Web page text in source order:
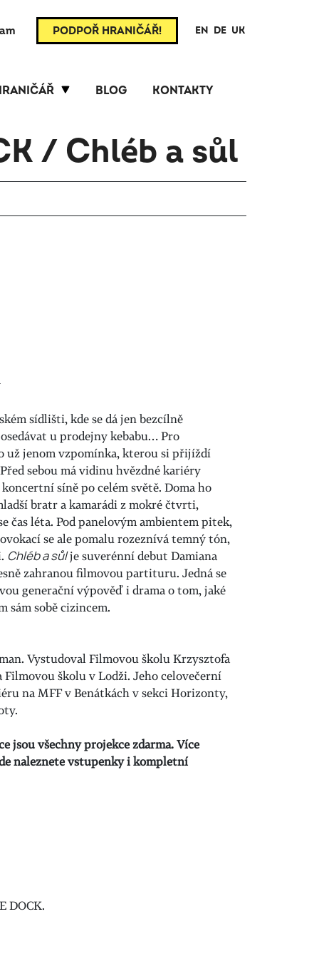
PODPOŘ HRANIČÁŘ! EN DE UK
BLOG KONTAKTY
/ Chléb a sůl
sídlišti, kde se dá jen bezcílně
u prodejny kebabu… Pro
už jenom vzpomínka, kterou si přijíždí
sebou má vidinu hvězdné kariéry
síně po celém světě. Doma ho
bratr a kamarádi z mokré čtvrti,
čas léta. Pod panelovým ambientem pitek,
se ale pomalu rozeznívá temný tón,
Chléb a sůlje suverénní debut Damiana
zahranou filmovou partituru. Jedná se
generační výpověď i drama o tom, jaké
sám sobě cizincem.
Vystudoval Filmovou školu Krzysztofa
školu v Lodži. Jeho celovečerní
na MFF v Benátkách v sekci Horizonty,
jsou všechny projekce zdarma. Více
naleznete vstupenky i kompletní
DOCK.